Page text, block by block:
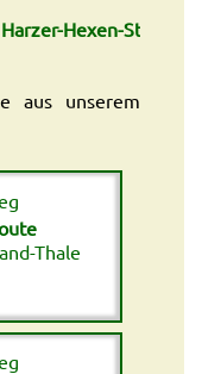
Hexen-Stieg
aus unserem
Thale